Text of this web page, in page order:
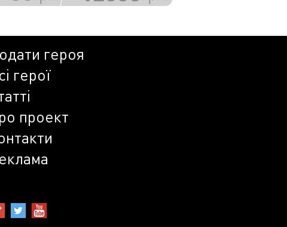
героя
герої
проект